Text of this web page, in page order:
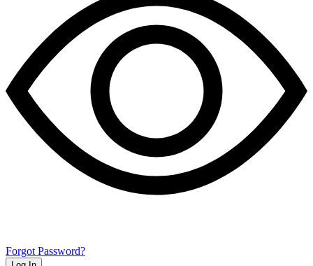
Forgot Password?